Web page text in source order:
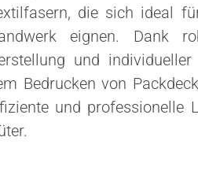
die sich ideal
eignen. Dank
und
Bedrucken von
und professionelle